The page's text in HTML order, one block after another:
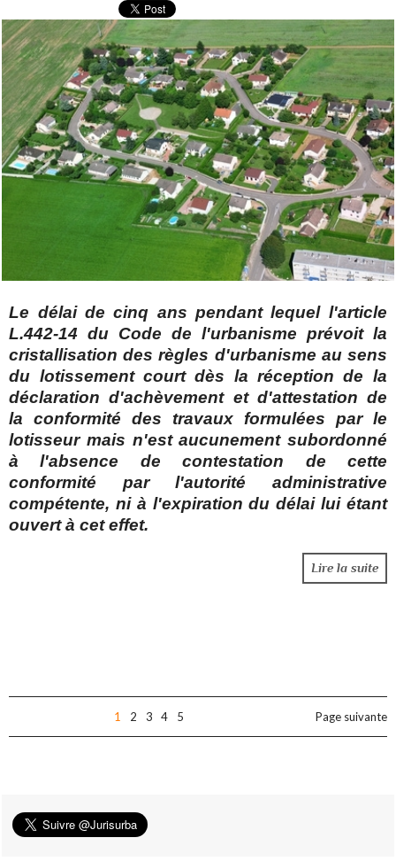
Le délai de cinq ans pendant lequel l'article
L.442-14 du Code de l'urbanisme prévoit la
cristallisation des règles d'urbanisme au sens
du lotissement court dès la réception de la
déclaration d'achèvement et d'attestation de
la conformité des travaux formulées par le
lotisseur mais n'est aucunement subordonné
à l'absence de contestation de cette
conformité par l'autorité administrative
compétente, ni à l'expiration du délai lui étant
ouvert à cet effet.
Lire la suite
1 2 3 4 5 Page suivante